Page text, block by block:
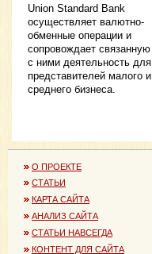
Union Standard Bank
осуществляет валютно-
обменные операции и
сопровождает связанную
с ними деятельность для
представителей малого и
среднего бизнеса.
О ПРОЕКТЕ
СТАТЬИ
КАРТА САЙТА
АНАЛИЗ САЙТА
СТАТЬИ НАВСЕГДА
КОНТЕНТ ДЛЯ САЙТА